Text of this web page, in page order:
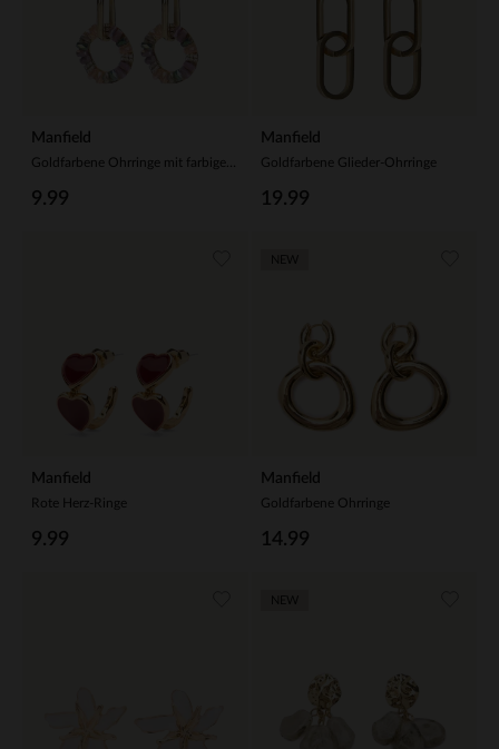
Manfield
9.99
Manfield
Goldfarbene Glieder-Ohrringe
19.99
Manfield
Rote Herz-Ringe
9.99
Manfield
Goldfarbene Ohrringe
14.99